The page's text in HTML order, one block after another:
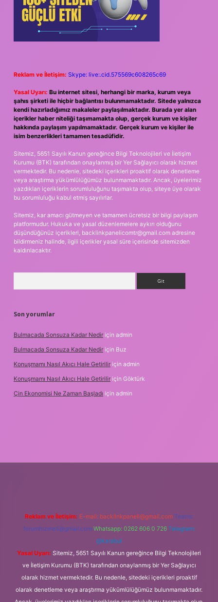
Reklam ve İletişim: Skype: live:.cid.575569c608265c69
Yasal Uyarı: Bu internet sitesi, herhangi bir marka, kurum veya
şahıs şirketi ile hiçbir bağlantısı bulunmamaktadır. Sitede yalnızca
kendi hazırladığımız makaleler paylaşılmaktadır. Burada yer alan
içerikler haber niteliği taşımamakta olup, gerçek kurum ve kişiler
hakkında paylaşım yapılmamaktadır. Gerçek kurum ve kişiler ile
isim benzerlikleri tamamen tesadüfidir.
Sitemiz, 5651 Sayılı Kanun gereğince Bilgi Teknolojileri ve İletişim
Kurumu (BTK) tarafından onaylanmış bir Yer Sağlayıcı olarak hizmet
vermektedir. Bu nedenle, sitedeki içerikleri proaktif olarak denetleme
veya araştırma yükümlülüğümüz bulunmamaktadır. Ancak, üyelerimiz
yazdıkları içeriklerin sorumluluğunu taşımakta olup, siteye üye olarak
bu sorumluluğu kabul etmiş sayılırlar.
Sitemiz, kar amacı gütmeyen ve tamamen ücretsiz bir bilgi paylaşım
platformudur. Hukuka ve yasal düzenlemelere aykırı olduğunu
düşündüğünüz içerikleri, backlinkpanelicomtr@gmail.com adresine
bildirmeniz halinde, ilgili içerikler yasal süre içerisinde sitemizden
kaldırılacaktır.
Son yorumlar
Bulmacada Sonsuza Kadar Nedir için admin
Bulmacada Sonsuza Kadar Nedir için Buz
Konuşmamı Nasıl Akıcı Hale Getirilir için admin
Konuşmamı Nasıl Akıcı Hale Getirilir için Göktürk
Çin Ekonomisi Ne Zaman Başladı için admin
Reklam ve İletişim: E-mail: backlinkpaneli@gmail.com Teams:
forumhizmeti@gmail.com Whatsapp: 0262 606 0 726 Telegram:
@karabul
Yasal Uyarı: Sitemiz, 5651 Sayılı Kanun gereğince Bilgi Teknolojileri
ve İletişim Kurumu (BTK) tarafından onaylanmış bir Yer Sağlayıcı
olarak hizmet vermektedir. Bu nedenle, sitedeki içerikleri proaktif
olarak denetleme veya araştırma yükümlülüğümüz bulunmamaktadır.